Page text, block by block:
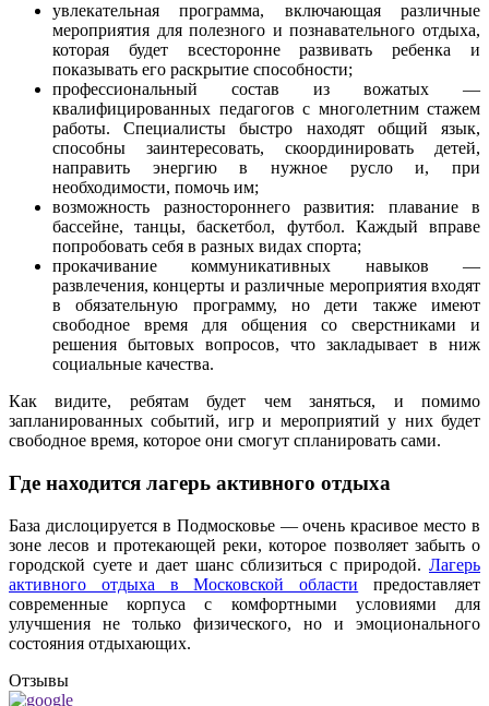
увлекательная программа, включающая различные
мероприятия для полезного и познавательного отдыха,
которая будет всесторонне развивать ребенка и
показывать его раскрытие способности;
профессиональный состав из вожатых —
квалифицированных педагогов с многолетним стажем
работы. Специалисты быстро находят общий язык,
способны заинтересовать, скоординировать детей,
направить энергию в нужное русло и, при
необходимости, помочь им;
возможность разностороннего развития: плавание в
бассейне, танцы, баскетбол, футбол. Каждый вправе
попробовать себя в разных видах спорта;
прокачивание коммуникативных навыков —
развлечения, концерты и различные мероприятия входят
в обязательную программу, но дети также имеют
свободное время для общения со сверстниками и
решения бытовых вопросов, что закладывает в ниж
социальные качества.
Как видите, ребятам будет чем заняться, и помимо
запланированных событий, игр и мероприятий у них будет
свободное время, которое они смогут спланировать сами.
Где находится лагерь активного отдыха
База дислоцируется в Подмосковье — очень красивое место в
зоне лесов и протекающей реки, которое позволяет забыть о
городской суете и дает шанс сблизиться с природой. Лагерь
активного отдыха в Московской области предоставляет
современные корпуса с комфортными условиями для
улучшения не только физического, но и эмоционального
состояния отдыхающих.
Отзывы